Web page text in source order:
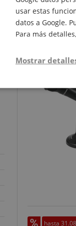
hasta
usar estas
datos a Google.
Para más
Mostrar
necesaria
Las cookies
administración de